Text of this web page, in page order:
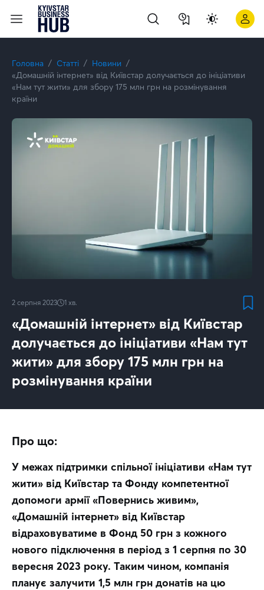
Головна Статті
Новини
«Домашній інтернет» від Київстар долучається до ініціативи
«Нам тут жити» для збору 175 млн грн на розмінування
країни
2 серпня 2023 1 хв.
«Домашній інтернет» від Київстар
долучається до ініціативи «Нам тут
жити» для збору 175 млн грн на
розмінування країни
Про що:
У межах підтримки спільної ініціативи «Нам тут
жити» від Київстар та Фонду компетентної
допомоги армії «Повернись живим»,
«Домашній інтернет» від Київстар
відраховуватиме в Фонд 50 грн з кожного
нового підключення в період з 1 серпня по 30
вересня 2023 року. Таким чином, компанія
планує залучити 1,5 млн грн донатів на цю
Київстар підтвердив спеціалізацію Analytics on Microsoft